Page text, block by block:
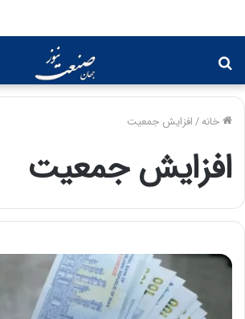
برای
خانه/افزایش جمعیت
افزایش جمعیت